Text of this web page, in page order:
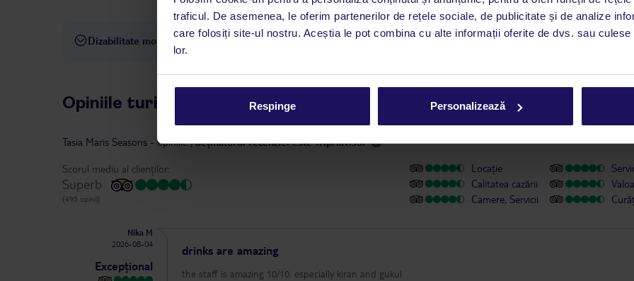
traficul. De asemenea, le oferim partenerilor de rețele sociale, de publicitate și de analize
care folosiți site-ul nostru. Aceștia le pot combina cu alte informații oferite de dvs. sau
lor.
Respinge Personalizează
Dizabilitate motorie Hotelul nu este adaptat pentru persoanele cu dizabilități
Opiniile turiștilor
Tasia Maris Seasons - opiniile | deținătorul recenziei este TripAdvisor
Scorul mediu al clienților:
Superb
(493 opinii)
Locație
Calitatea cazării
Camere, Servicii
Nika M
2026-08-04
Excepțional
drinks are amazing
the staff is amazing 10/10. especially kiran and gukul